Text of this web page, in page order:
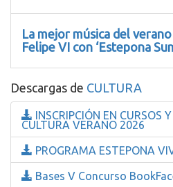
La mejor música del
Felipe VI con ‘Estepona
Descargas de CULTURA
INSCRIPCIÓN EN CURSOS
CULTURA VERANO 2026
PROGRAMA ESTEPONA
Bases V Concurso